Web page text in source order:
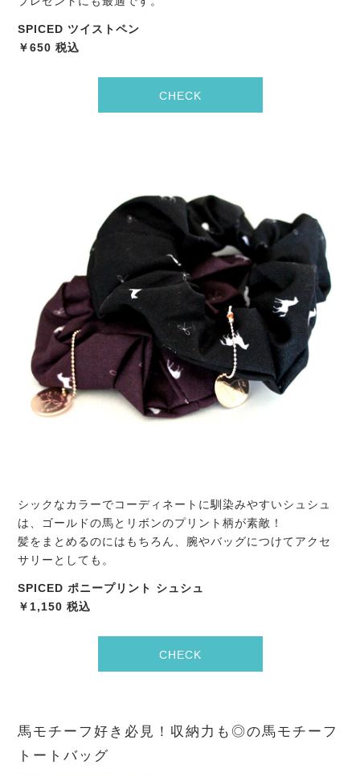
SPICED ツイストペン
￥650 税込
CHECK
シックなカラーでコーディネートに馴染みやすいシュシュ
は、ゴールドの馬とリボンのプリント柄が素敵！
髪をまとめるのにはもちろん、腕やバッグにつけてアクセ
サリーとしても。
SPICED ポニープリント シュシュ
￥1,150 税込
CHECK
馬モチーフ好き必見！収納力も◎の馬モチーフ
トートバッグ